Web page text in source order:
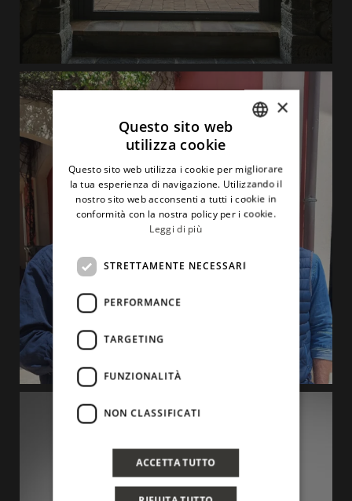
ENGLISH
×
Questo sito web
utilizza cookie
Questo sito web utilizza i cookie per migliorare
la tua esperienza di navigazione. Utilizzando il
nostro sito web acconsenti a tutti i cookie in
conformità con la nostra policy per i cookie.
Leggi di più
STRETTAMENTE NECESSARI
PERFORMANCE
TARGETING
FUNZIONALITÀ
NON CLASSIFICATI
ACCETTA TUTTO